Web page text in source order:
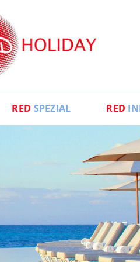
RED SPEZIAL RED